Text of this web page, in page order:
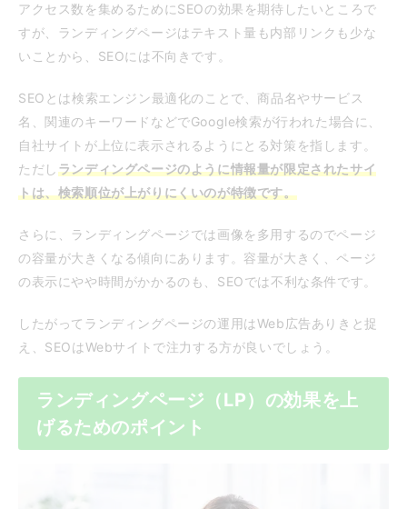
アクセス数を集めるためにSEOの効果を期待したいところで
すが、ランディングページはテキスト量も内部リンクも少な
いことから、SEOには不向きです。
SEOとは検索エンジン最適化のことで、商品名やサービス
名、関連のキーワードなどでGoogle検索が行われた場合に、
自社サイトが上位に表示されるようにとる対策を指します。
ただしランディングページのように情報量が限定されたサイ
トは、検索順位が上がりにくいのが特徴です。
さらに、ランディングページでは画像を多用するのでページ
の容量が大きくなる傾向にあります。容量が大きく、ページ
の表示にやや時間がかかるのも、SEOでは不利な条件です。
したがってランディングページの運用はWeb広告ありきと捉
え、SEOはWebサイトで注力する方が良いでしょう。
ランディングページ（LP）の効果を上
げるためのポイント